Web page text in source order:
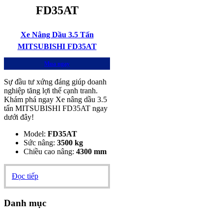
FD35AT
Xe Nâng Dầu 3.5 Tấn
MITSUBISHI FD35AT
Mua ngay
Sự đầu tư xứng đáng giúp doanh
nghiệp tăng lợi thế cạnh tranh.
Khám phá ngay Xe nâng dầu 3.5
tấn MITSUBISHI FD35AT ngay
dưới đây!
Model: FD35AT
Sức nâng: 3500 kg
Chiều cao nâng: 4300 mm
Đọc tiếp
Danh mục